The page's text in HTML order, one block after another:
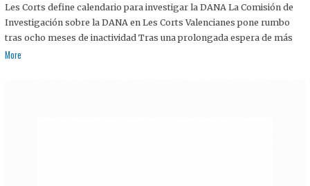
Les Corts define calendario para investigar la DANA La Comisión de
Investigación sobre la DANA en Les Corts Valencianes pone rumbo
tras ocho meses de inactividad Tras una prolongada espera de más
More